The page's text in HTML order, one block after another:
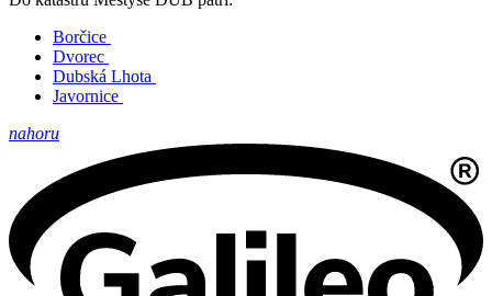
Borčice
Dvorec
Dubská Lhota
Javornice
nahoru